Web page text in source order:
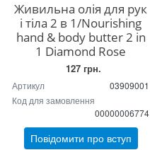
Живильна олія для рук
і тіла 2 в 1/Nourishing
hand & body butter 2 in
1 Diamond Rose
127 грн.
Артикул
03909001
Код для замовлення
00000006774
Повідомити про вступ